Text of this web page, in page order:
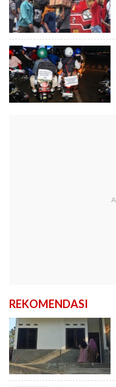
REKOMENDASI